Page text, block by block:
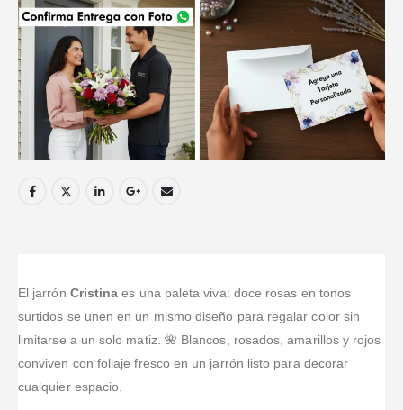
El jarrón Cristina es una paleta viva: doce rosas en tonos
surtidos se unen en un mismo diseño para regalar color sin
limitarse a un solo matiz. 🌺 Blancos, rosados, amarillos y rojos
conviven con follaje fresco en un jarrón listo para decorar
cualquier espacio.